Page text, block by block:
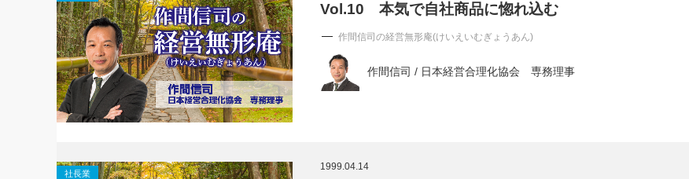
Vol.10 本気で自社商品に惚れ込む
作間信司の経営無形庵(けいえいむぎょうあん)
作間信司 / 日本経営合理化協会 専務理事
社長業
1999.04.14